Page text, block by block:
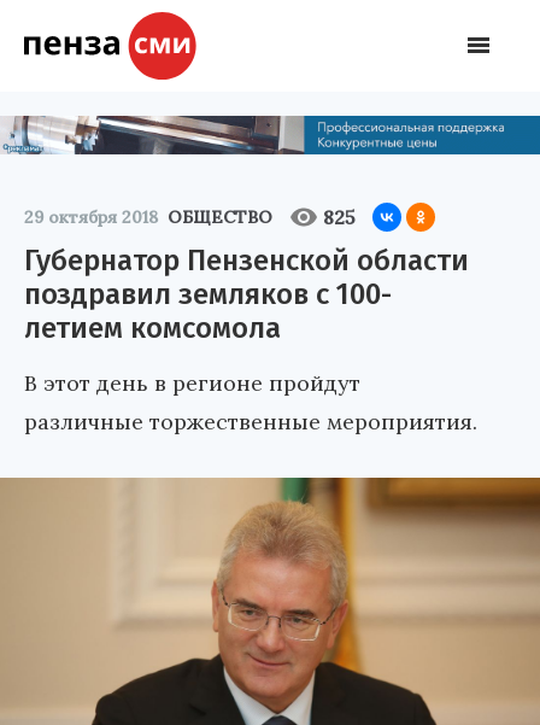
29 октября 2018 ОБЩЕСТВО 825
Губернатор Пензенской области
поздравил земляков с 100-
летием комсомола
В этот день в регионе пройдут
различные торжественные мероприятия.